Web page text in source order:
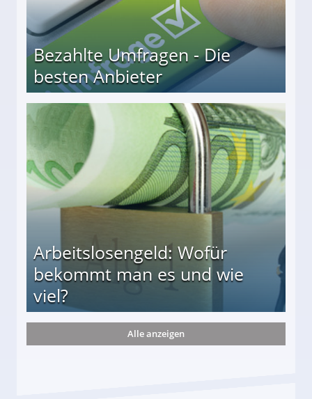
Bezahlte Umfragen - Die
besten Anbieter
Arbeitslosengeld: Wofür
bekommt man es und wie
viel?
und wie viel?
Alle anzeigen